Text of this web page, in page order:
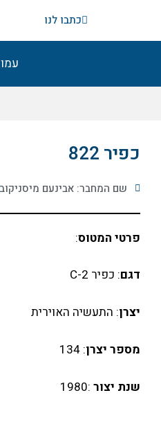
כתבו לנו
כפיר 822
שם המחבר: אבינעם מיסניקוב
פרטי המטוס:
דגם: כפיר C-2
יצרן: התעשיה האוירית
מספר יצרן: 134
שנת יצור :1980